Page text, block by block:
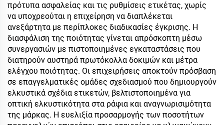
πρότυπα ασφαλείας και τις ρυθμίσεις ετικέτας, χωρίς
να υποχρεούται η επιχείρηση να διαπλέκεται
ανεξάρτητα με περίπλοκες διαδικασίες έγκρισης. Η
διασφάλιση της ποιότητας γίνεται απρόσκοπτη μέσω
συνεργασιών με πιστοποιημένες εγκαταστάσεις που
διατηρούν αυστηρά πρωτόκολλα δοκιμών και μέτρα
ελέγχου ποιότητας. Οι επιχειρήσεις αποκτούν πρόσβαση
σε επαγγελματικές ομάδες σχεδιασμού που δημιουργούν
ελκυστικά σχέδια ετικετών, βελτιστοποιημένα για
οπτική ελκυστικότητα στα ράφια και αναγνωρισιμότητα
της μάρκας. Η ευελιξία προσαρμογής των ποσοτήτων